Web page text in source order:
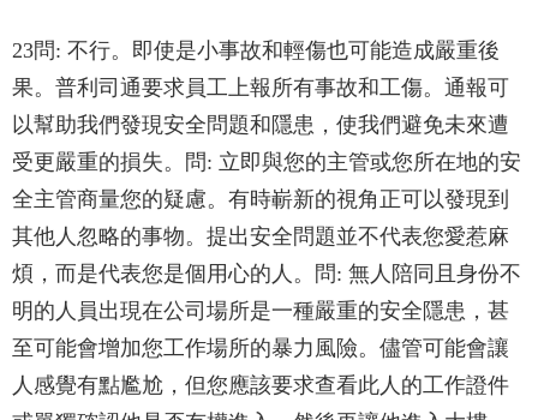
23問: 不行。即使是小事故和輕傷也可能造成嚴重後
果。普利司通要求員工上報所有事故和工傷。通報可
以幫助我們發現安全問題和隱患，使我們避免未來遭
受更嚴重的損失。問: 立即與您的主管或您所在地的安
全主管商量您的疑慮。有時嶄新的視角正可以發現到
其他人忽略的事物。提出安全問題並不代表您愛惹麻
煩，而是代表您是個用心的人。問: 無人陪同且身份不
明的人員出現在公司場所是一種嚴重的安全隱患，甚
至可能會增加您工作場所的暴力風險。儘管可能會讓
人感覺有點尷尬，但您應該要求查看此人的工作證件